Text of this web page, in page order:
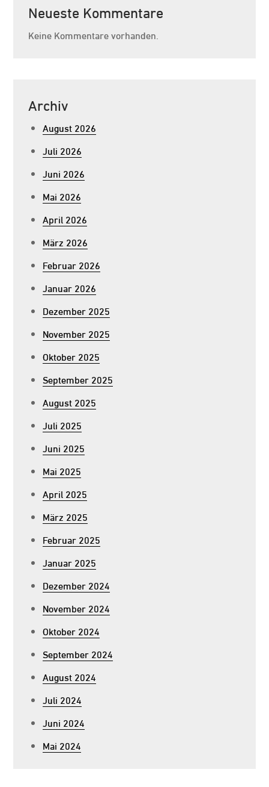
Neueste Kommentare
Keine Kommentare vorhanden.
Archiv
August 2026
Juli 2026
Juni 2026
Mai 2026
April 2026
März 2026
Februar 2026
Januar 2026
Dezember 2025
November 2025
Oktober 2025
September 2025
August 2025
Juli 2025
Juni 2025
Mai 2025
April 2025
März 2025
Februar 2025
Januar 2025
Dezember 2024
November 2024
Oktober 2024
September 2024
August 2024
Juli 2024
Juni 2024
Mai 2024